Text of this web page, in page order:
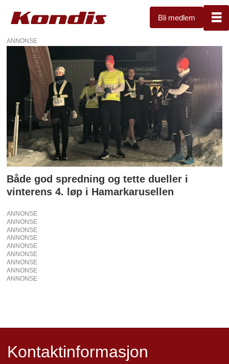
Bli medlem
Tag:
januar
ANNONSE
Både god spredning og tette dueller i
vinterens 4. løp i Hamarkarusellen
ANNONSE
ANNONSE
ANNONSE
ANNONSE
ANNONSE
ANNONSE
ANNONSE
ANNONSE
ANNONSE
Kontaktinformasjon